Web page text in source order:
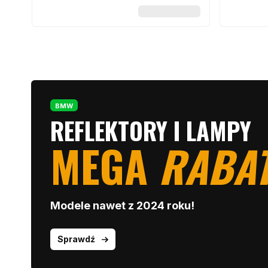
BMW
REFLEKTORY I LAMPY
MEGA
Modele nawet z 2024 roku!
Sprawdź